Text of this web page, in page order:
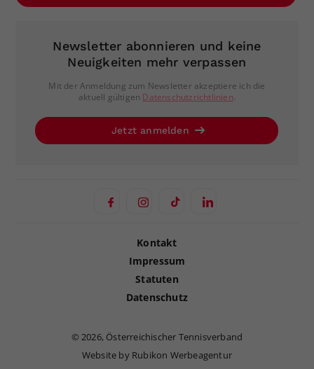
Newsletter abonnieren und keine
Neuigkeiten mehr verpassen
Mit der Anmeldung zum Newsletter akzeptiere ich die
aktuell gültigen Datenschutzrichtlinien.
Jetzt anmelden
Kontakt
Impressum
Statuten
Datenschutz
©2026, Österreichischer Tennisverband
Website by Rubikon Werbeagentur